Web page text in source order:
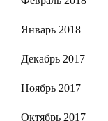
Январь 2018
Декабрь 2017
Ноябрь 2017
Октябрь 2017